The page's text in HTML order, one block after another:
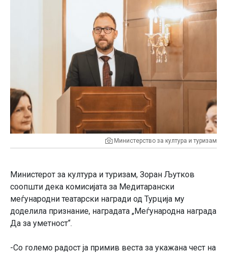
Министерство за култура и туризам
Министерот за култура и туризам, Зоран Љутков
соопшти дека комисијата за Медитарански
меѓународни театарски награди од Турција му
доделила признание, наградата „Меѓународна награда
Да за уметност“.
-Со големо радост ја примив веста за укажана чест на